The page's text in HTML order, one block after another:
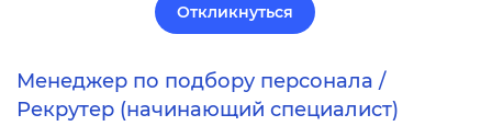
Откликнуться
Менеджер по подбору персонала /
Рекрутер (начинающий специалист)